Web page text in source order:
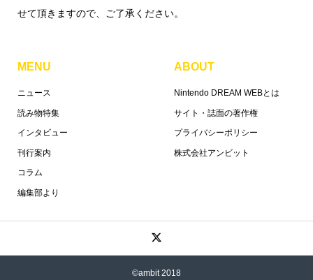
せて頂きますので、ご了承ください。
MENU
ニュース
読み物特集
インタビュー
刊行案内
コラム
編集部より
ABOUT
Nintendo DREAM WEBとは
サイト・誌面の著作権
プライバシーポリシー
株式会社アンビット
©ambit 2018